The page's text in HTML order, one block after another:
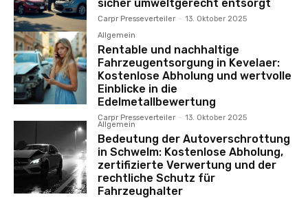
sicher umweltgerecht entsorgt
Carpr Presseverteiler - 13. Oktober 2025
Allgemein
Rentable und nachhaltige
Fahrzeugentsorgung in Kevelaer:
Kostenlose Abholung und wertvolle
Einblicke in die
Edelmetallbewertung
Carpr Presseverteiler - 13. Oktober 2025
Allgemein
Bedeutung der Autoverschrottung
in Schwelm: Kostenlose Abholung,
zertifizierte Verwertung und der
rechtliche Schutz für
Fahrzeughalter